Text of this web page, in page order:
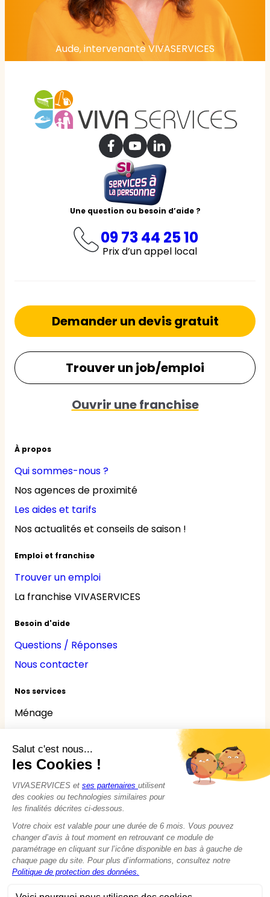
Aude, intervenante VIVASERVICES
Une question ou besoin d’aide ?
09 73 44 25 10
Prix d’un appel local
À propos
Qui sommes-nous ?
Nos agences de proximité
Les aides et tarifs
Nos actualités et conseils de saison !
Emploi et franchise
Trouver un emploi
La franchise VIVASERVICES
Besoin d'aide
Questions / Réponses
Nous contacter
Nos services
Ménage
Jardinage
Bricolage
Nounou
Seniors
Handicaps
Demander un devis gratuit
Trouver un job/emploi
Ouvrir une franchise
© 2015 - 2026VIVASERVICES
Modifier vos préférences en matière de cookies